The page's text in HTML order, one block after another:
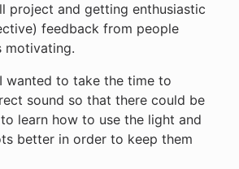
project and getting enthusiastic
feedback from people
motivating.
wanted to take the time to
sound so that there could be
learn how to use the light and
better in order to keep them